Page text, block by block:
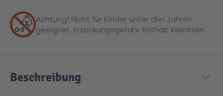
Super Mario
Cars
Achtung! Nicht für Kinder unter drei Jahren
geeignet. Erstickungsgefahr. Enthält Kleinteile.
Beschreibung